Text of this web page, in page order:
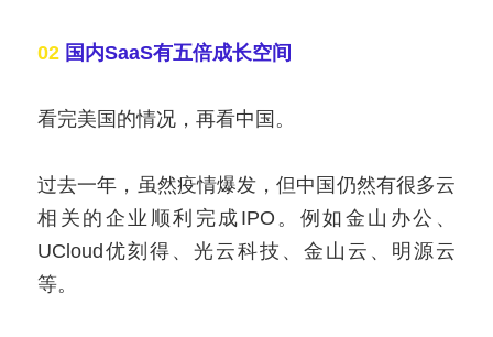
02 国内SaaS有五倍成长空间
看完美国的情况，再看中国。
过去一年，虽然疫情爆发，但中国仍然有很多云
相关的企业顺利完成IPO。例如金山办公、
UCloud优刻得、光云科技、金山云、明源云
等。